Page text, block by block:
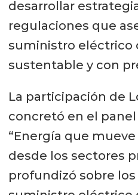
desarrollar
regulaciones que
suministro eléctrico
sustentable y con
La participación de
concretó en el
“Energía que mueve
desde los sectores
profundizó sobre